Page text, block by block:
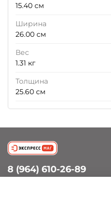
15.40 см
Ширина
26.00 см
Вес
1.31 кг
Толщина
25.60 см
8 (964) 610-26-89